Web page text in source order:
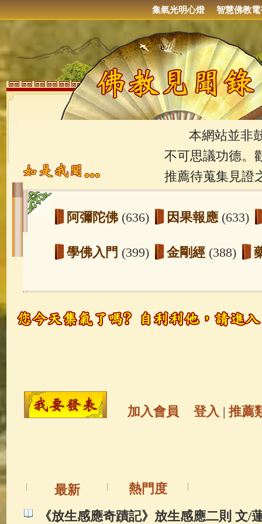
集氣光明心燈 智慧佛教電
本網站並非鼓
不可思議功德。
推薦待蒐集見證
阿彌陀佛 (636) 因果報應 (633)
學佛入門 (399) 金剛經 (388)
玉曆寶鈔(236) 地藏經(225)
觀世音菩薩 (146) 聖救度佛母(
金山活佛
善財童子五十三參
加入會員 登入 | 推薦
最新
熱門度
《放生感應奇蹟記》放生感應二則 文/